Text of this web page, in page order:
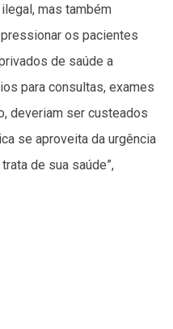
mas também
os pacientes
de saúde a
para consultas, exames
deveriam ser custeados
se aproveita da urgência
de sua saúde”,